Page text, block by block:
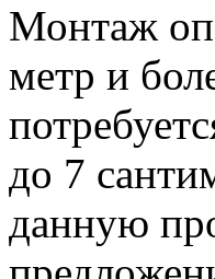
Монтаж
метр и
до 7
данную